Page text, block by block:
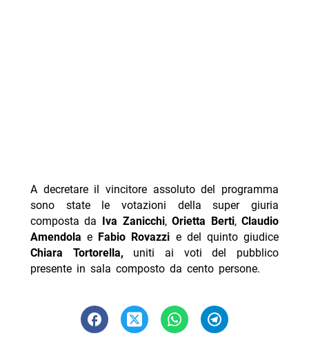
A decretare il vincitore assoluto del programma
sono state le votazioni della super giuria
composta da Iva Zanicchi,Orietta Berti,Claudio
Amendola e Fabio Rovazzi e del quinto giudice
Chiara Tortorella, uniti ai voti del pubblico
presente in sala composto da cento persone.